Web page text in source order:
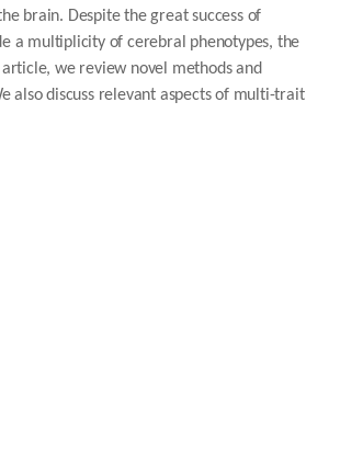
brain. Despite the great success of
a multiplicity of cerebral phenotypes, the
we review novel methods and
also discuss relevant aspects of multi-trait